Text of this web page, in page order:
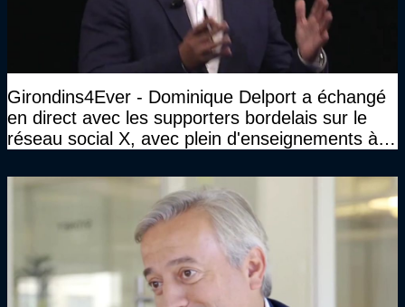
Girondins4Ever - Dominique Delport a échangé
en direct avec les supporters bordelais sur le
réseau social X, avec plein d'enseignements à la